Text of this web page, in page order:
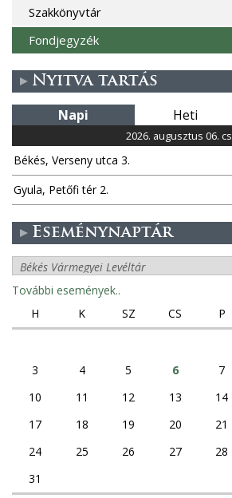
Szakkönyvtár
Fondjegyzék
Nyitva tartás
Napi Heti
2026. augusztus 06. cs
Békés, Verseny utca 3.
Gyula, Petőfi tér 2.
Eseménynaptár
További események..
H
K SZ CS P
3
4 5 6 7
10
11 12 13 14
17
18 19 20 21
24
25 26 27 28
31